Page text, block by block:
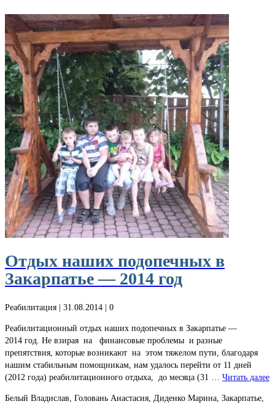
Отдых наших подопечных в
Закарпатье — 2014 год
Реабилитация | 31.08.2014 | 0
Реабилитационный отдых наших подопечных в Закарпатье —
2014 год. Не взирая на финансовые проблемы и разные
препятствия, которые возникают на этом тяжелом пути, благодаря
нашим стабильным помощникам, нам удалось перейти от 11 дней
(2012 года) реабилитационного отдыха, до месяца (31 … Читать далее
Белый Владислав, Головань Анастасия, Диденко Марина, Закарпатье,